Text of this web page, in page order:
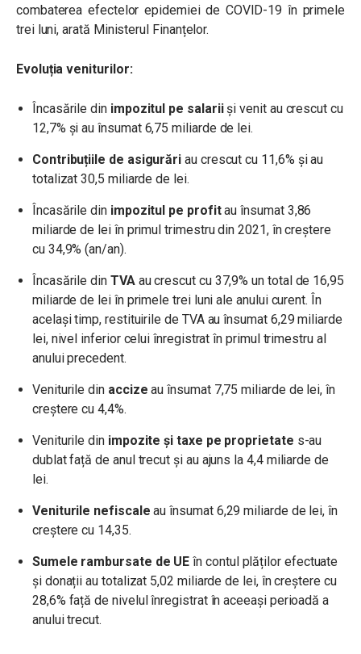
combaterea efectelor epidemiei de COVID-19 în primele
trei luni, arată Ministerul Finanțelor.
Evoluția veniturilor:
Încasările din impozitul pe salariiși venit au crescut cu
12,7% și au însumat 6,75 miliarde de lei.
Contribuțiile de asigurări au crescut cu 11,6% și au
totalizat 30,5 miliarde de lei.
Încasările din impozitul pe profitau însumat 3,86
miliarde de lei în primul trimestru din 2021, în creștere
cu 34,9% (an/an).
Încasările din TVAau crescut cu 37,9% un total de 16,95
miliarde de lei în primele trei luni ale anului curent. În
același timp, restituirile de TVA au însumat 6,29 miliarde
lei, nivel inferior celui înregistrat în primul trimestru al
anului precedent.
Veniturile din accize au însumat 7,75 miliarde de lei, în
creștere cu 4,4%.
Veniturile din impozite și taxe pe proprietate s-au
dublat față de anul trecut și au ajuns la 4,4 miliarde de
lei.
Veniturile nefiscale au însumat 6,29 miliarde de lei, în
creștere cu 14,35.
Sumele rambursate de UE în contul plăților efectuate
și donații au totalizat 5,02 miliarde de lei, în creștere cu
28,6% față de nivelul înregistrat în aceeași perioadă a
anului trecut.